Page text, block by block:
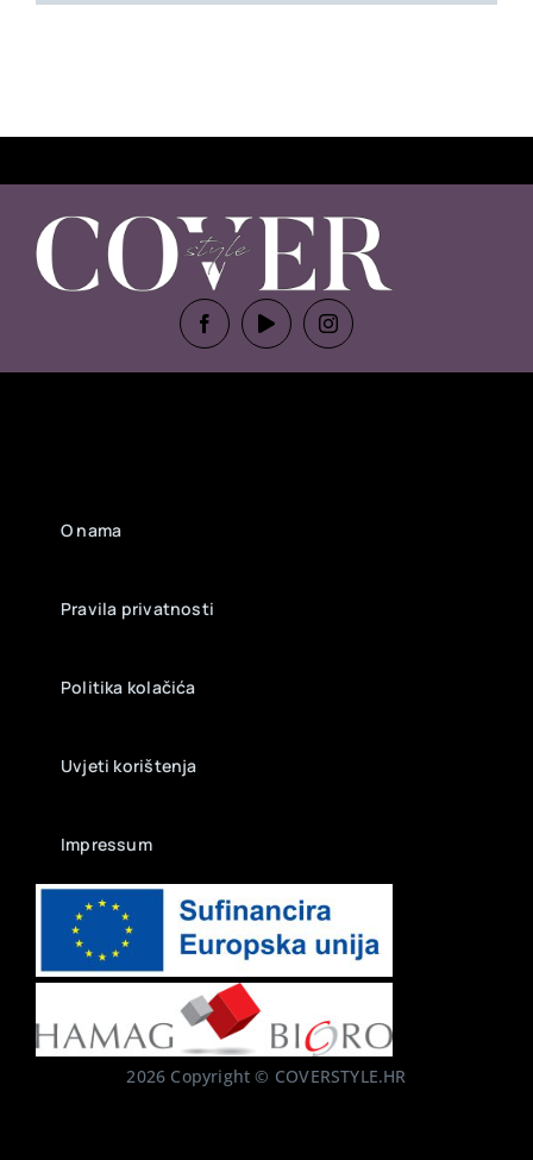
O nama
Pravila privatnosti
Politika kolačića
Uvjeti korištenja
Impressum
2026 Copyright © COVERSTYLE.HR